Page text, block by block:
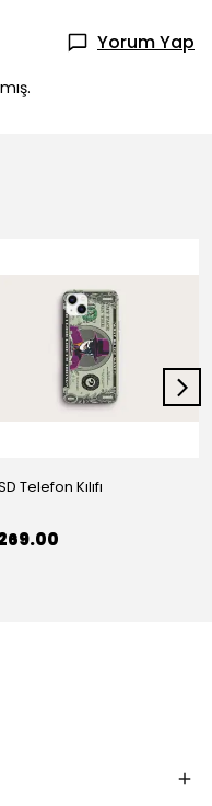
Yorum Yap
Telefon Kılıfı